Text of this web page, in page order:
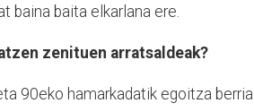
baina baita elkarlana ere.
zenituen arratsaldeak?
90eko hamarkadatik egoitza berria